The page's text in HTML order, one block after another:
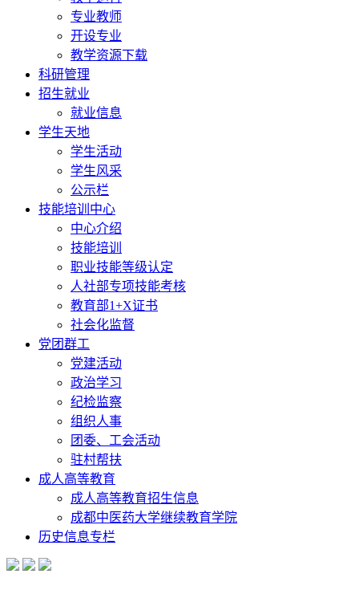
专业教师
开设专业
教学资源下载
科研管理
招生就业
就业信息
学生天地
学生活动
学生风采
公示栏
技能培训中心
中心介绍
技能培训
职业技能等级认定
人社部专项技能考核
教育部1+X证书
社会化监督
党团群工
党建活动
政治学习
纪检监察
组织人事
团委、工会活动
驻村帮扶
成人高等教育
成人高等教育招生信息
成都中医药大学继续教育学院
历史信息专栏